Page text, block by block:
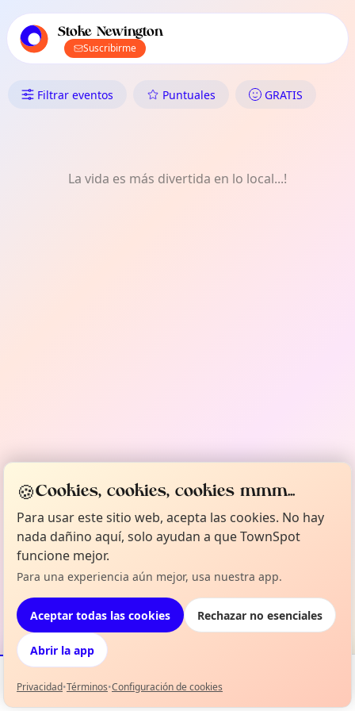
de eventos locales de TownSpot
Stoke Newington
Suscribirme
Qué Hacer en Stoke Newington:
Filtrar eventos Puntuales GRATIS
La vida es más divertida en lo local...!
Eventos Mapa Mi selección
🍪Cookies, cookies, cookies mmm...
Para usar este sitio web, acepta las cookies. No hay
nada dañino aquí, solo ayudan a que TownSpot
funcione mejor.
Para una experiencia aún mejor, usa nuestra app.
Aceptar todas las cookies Rechazar no esenciales
Abrir la app
Privacidad•Términos•Configuración de cookies